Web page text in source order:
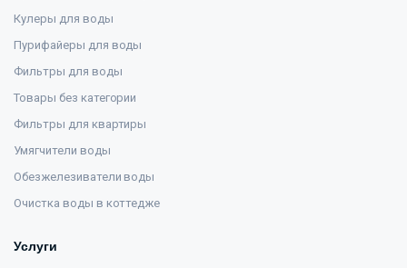
Кулеры для воды
Пурифайеры для воды
Фильтры для воды
Товары без категории
Фильтры для квартиры
Умягчители воды
Обезжелезиватели воды
Очистка воды в коттедже
Услуги